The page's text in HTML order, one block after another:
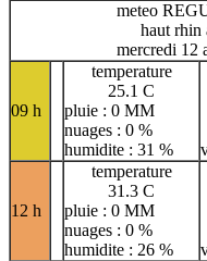
meteo
haut rhin
mercredi 12
09 h
temperature
25.1 C
pluie : 0 MM
nuages : 0 %
humidite : 31 %
12 h
temperature
31.3 C
pluie : 0 MM
nuages : 0 %
humidite : 26 %